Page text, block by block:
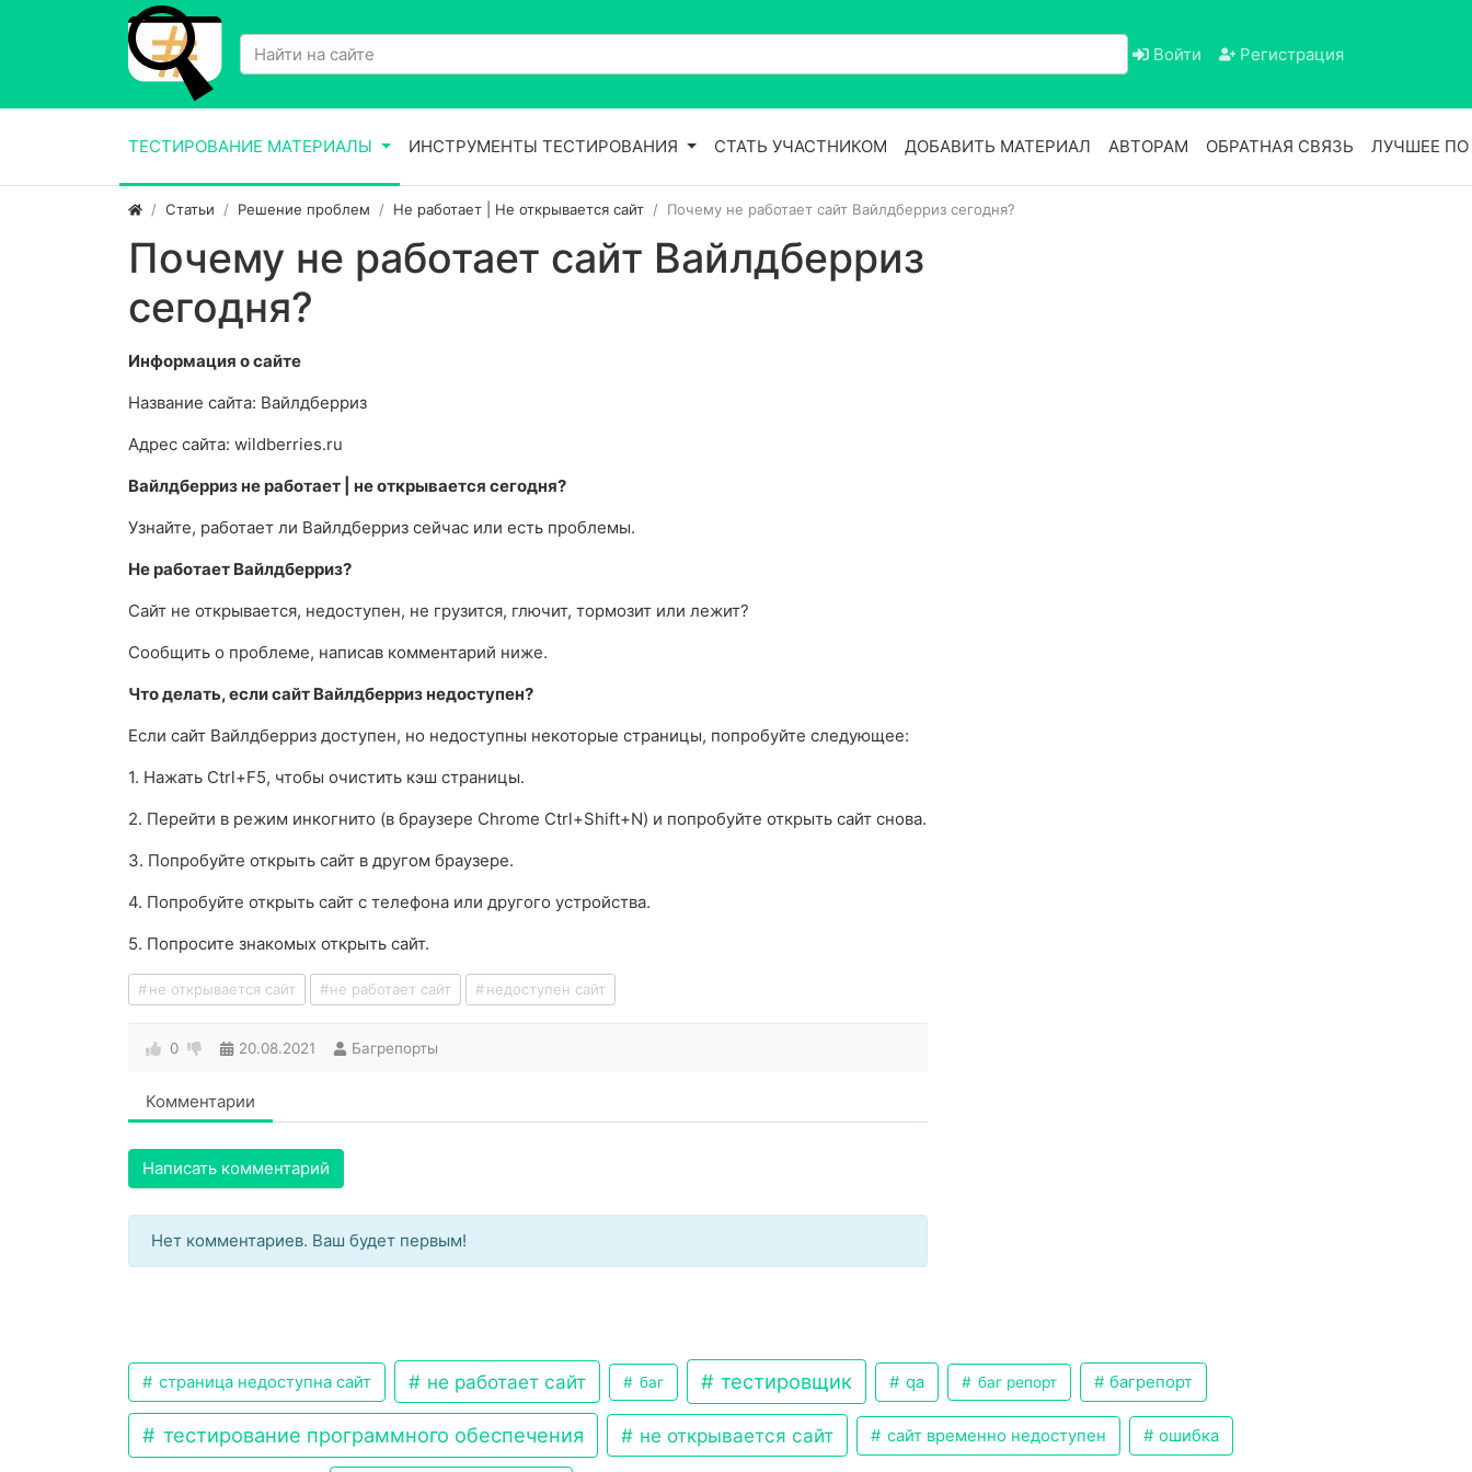
Войти Регистрация
ТЕСТИРОВАНИЕ МАТЕРИАЛЫ ИНСТРУМЕНТЫ ТЕСТИРОВАНИЯ СТАТЬ УЧАСТНИКОМ ДОБАВИТЬ МАТЕРИАЛ АВТОРАМ ОБРАТНАЯ СВЯЗЬ ЛУЧШЕЕ
Статьи Решение проблем Не работает | Не открывается сайт Почему не работает сайт Вайлдберриз сегодня?
Почему не работает сайт Вайлдберриз
сегодня?
Информация о сайте
Название сайта: Вайлдберриз
Адрес сайта: wildberries.ru
Вайлдберриз не работает | не открывается сегодня?
Узнайте, работает ли Вайлдберриз сейчас или есть проблемы.
Не работает Вайлдберриз?
Сайт не открывается, недоступен, не грузится, глючит, тормозит или лежит?
Сообщить о проблеме, написав комментарий ниже.
Что делать, если сайт Вайлдберриз недоступен?
Если сайт Вайлдберриз доступен, но недоступны некоторые страницы, попробуйте следующее:
1. Нажать Ctrl+F5, чтобы очистить кэш страницы.
2. Перейти в режим инкогнито (в браузере Chrome Ctrl+Shift+N) и попробуйте открыть сайт снова.
3. Попробуйте открыть сайт в другом браузере.
4. Попробуйте открыть сайт с телефона или другого устройства.
5. Попросите знакомых открыть сайт.
не открывается сайт не работает сайт недоступен сайт
0 20.08.2021 Багрепорты
Комментарии
Написать комментарий
Нет комментариев. Ваш будет первым!
страница недоступна сайт не работает сайт баг тестировщик qa баг репорт багрепорт
тестирование программного обеспечения не открывается сайт сайт временно недоступен ошибка